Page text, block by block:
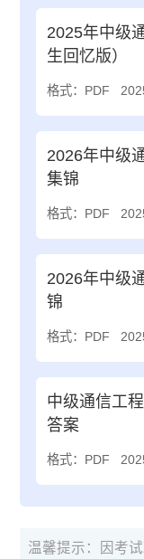
2025年中级
生回忆版）
格式：PDF
2026年中级
集锦
格式：PDF
2026年中级
锦
格式：PDF
中级通信工
答案
格式：PDF
温馨提示：因考